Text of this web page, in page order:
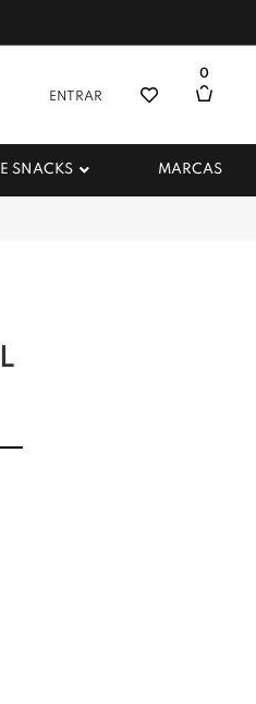
ENTRAR
0
SNACKS MARCAS